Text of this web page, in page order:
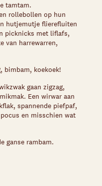
tamtam.
rollebollen op hun
hutjemutje flierefluiten
picknicks met liflafs,
van harrewarren,
bimbam, koekoek!
gaan zigzag,
Een wirwar aan
spannende piefpaf,
en misschien wat
ganse rambam.